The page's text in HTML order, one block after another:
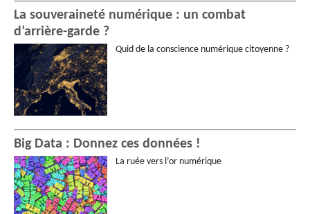
La souveraineté numérique : un combat
d’arrière-garde ?
Quid de la conscience numérique citoyenne ?
Big Data : Donnez ces données !
La ruée vers l’or numérique